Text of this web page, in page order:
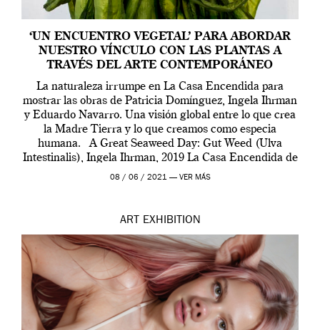
‘UN ENCUENTRO VEGETAL’ PARA ABORDAR
NUESTRO VÍNCULO CON LAS PLANTAS A
TRAVÉS DEL ARTE CONTEMPORÁNEO
La naturaleza irrumpe en La Casa Encendida para
mostrar las obras de Patricia Domínguez, Ingela Ihrman
y Eduardo Navarro. Una visión global entre lo que crea
la Madre Tierra y lo que creamos como especia
humana. A Great Seaweed Day: Gut Weed (Ulva
Intestinalis), Ingela Ihrman, 2019 La Casa Encendida de
Madrid y la Wellcome […]
08 / 06 / 2021 — VER MÁS
ART EXHIBITION